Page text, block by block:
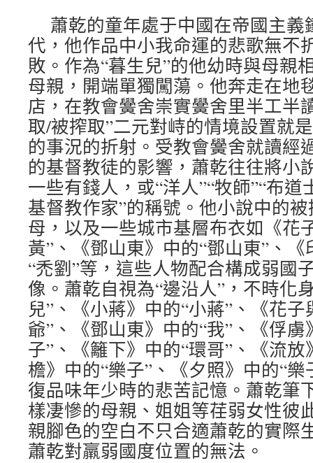
蕭乾的童年處于中國在帝國主
代，他作品中小我命運的悲歌無不
敗。作為“暮生兒”的他幼時與母親
母親，開端單獨闖蕩。他奔走在地
店，在教會黌舍崇實黌舍里半工半
取/被搾取”二元對峙的情境設置就
的事況的折射。受教會黌舍就讀經
的基督教徒的影響，蕭乾往往將小
一些有錢人，或“洋人”“牧師”“布道
基督教作家”的稱號。他小說中的
母，以及一些城市基層布衣如《花
黃”、《鄧山東》中的“鄧山東”、
“禿劉”等，這些人物配合構成弱國
像。蕭乾自視為“邊沿人”，不時化
兒”、《小蔣》中的“小蔣”、《花
爺”、《鄧山東》中的“我”、《俘虜
子”、《籬下》中的“環哥”、《流
檐》中的“樂子”、《夕照》中的“
復品味年少時的悲苦記憶。蕭乾筆
樣凄慘的母親、姐姐等荏弱女性彼
親腳色的空白不只合適蕭乾的實際
蕭乾對羸弱國度位置的無法。